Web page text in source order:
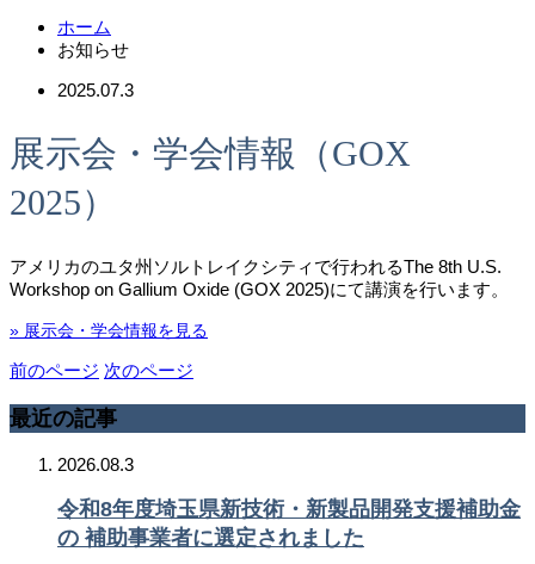
ホーム
お知らせ
2025.07.3
展示会・学会情報（GOX
2025）
アメリカのユタ州ソルトレイクシティで行われるThe 8th U.S.
Workshop on Gallium Oxide (GOX 2025)にて講演を行います。
» 展示会・学会情報を見る
前のページ 次のページ
最近の記事
2026.08.3
令和8年度埼玉県新技術・新製品開発支援補助金
の 補助事業者に選定されました